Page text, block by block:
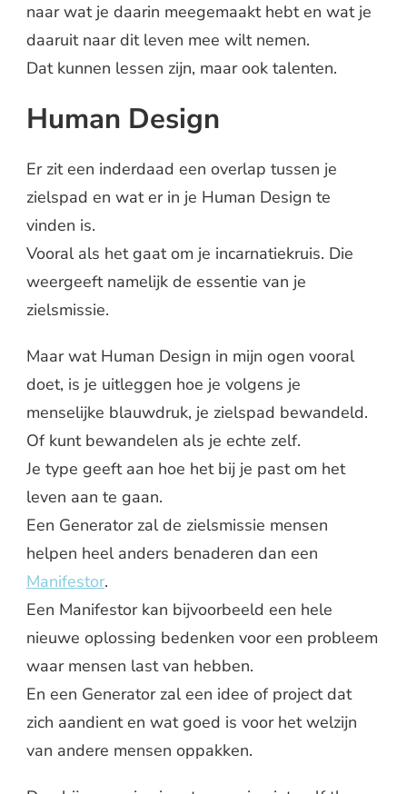
naar wat je daarin meegemaakt hebt en wat je
daaruit naar dit leven mee wilt nemen.
Dat kunnen lessen zijn, maar ook talenten.
Human Design
Er zit een inderdaad een overlap tussen je
zielspad en wat er in je Human Design te
vinden is.
Vooral als het gaat om je incarnatiekruis. Die
weergeeft namelijk de essentie van je
zielsmissie.
Maar wat Human Design in mijn ogen vooral
doet, is je uitleggen hoe je volgens je
menselijke blauwdruk, je zielspad bewandeld.
Of kunt bewandelen als je echte zelf.
Je type geeft aan hoe het bij je past om het
leven aan te gaan.
Een Generator zal de zielsmissie mensen
helpen heel anders benaderen dan een
Manifestor.
Een Manifestor kan bijvoorbeeld een hele
nieuwe oplossing bedenken voor een probleem
waar mensen last van hebben.
En een Generator zal een idee of project dat
zich aandient en wat goed is voor het welzijn
van andere mensen oppakken.